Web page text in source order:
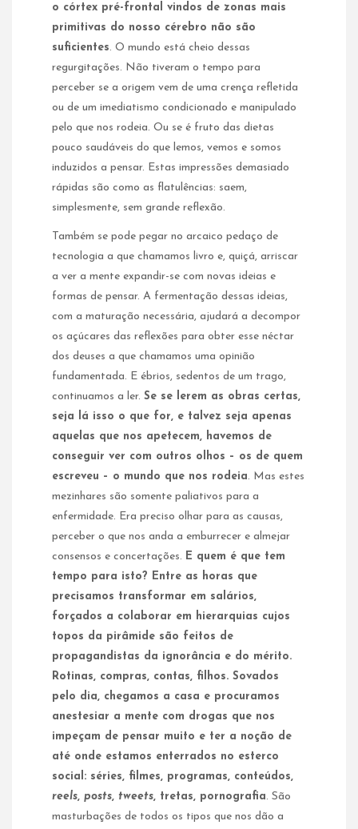
o córtex pré-frontal vindos de zonas mais
primitivas do nosso cérebro não são
suficientes. O mundo está cheio dessas
regurgitações. Não tiveram o tempo para
perceber se a origem vem de uma crença refletida
ou de um imediatismo condicionado e manipulado
pelo que nos rodeia. Ou se é fruto das dietas
pouco saudáveis do que lemos, vemos e somos
induzidos a pensar. Estas impressões demasiado
rápidas são como as flatulências: saem,
simplesmente, sem grande reflexão.
Também se pode pegar no arcaico pedaço de
tecnologia a que chamamos livro e, quiçá, arriscar
a ver a mente expandir-se com novas ideias e
formas de pensar. A fermentação dessas ideias,
com a maturação necessária, ajudará a decompor
os açúcares das reflexões para obter esse néctar
dos deuses a que chamamos uma opinião
fundamentada. E ébrios, sedentos de um trago,
continuamos a ler. Se se lerem as obras certas,
seja lá isso o que for, e talvez seja apenas
aquelas que nos apetecem, havemos de
conseguir ver com outros olhos – os de quem
escreveu – o mundo que nos rodeia. Mas estes
mezinhares são somente paliativos para a
enfermidade. Era preciso olhar para as causas,
perceber o que nos anda a emburrecer e almejar
consensos e concertações. E quem é que tem
tempo para isto? Entre as horas que
precisamos transformar em salários,
forçados a colaborar em hierarquias cujos
topos da pirâmide são feitos de
propagandistas da ignorância e do mérito.
Rotinas, compras, contas, filhos. Sovados
pelo dia, chegamos a casa e procuramos
anestesiar a mente com drogas que nos
impeçam de pensar muito e ter a noção de
até onde estamos enterrados no esterco
social: séries, filmes, programas, conteúdos,
reels, posts, tweets, tretas, pornografia. São
masturbações de todos os tipos que nos dão a